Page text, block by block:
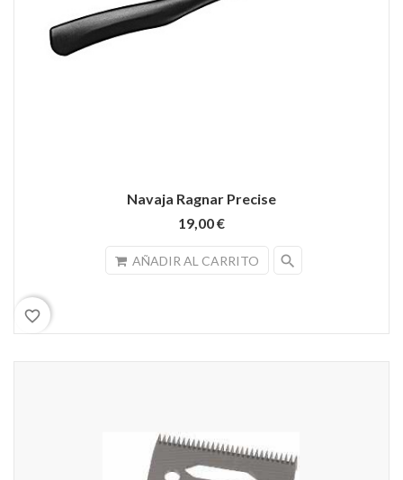
Navaja Ragnar Precise
19,00 €
AÑADIR AL CARRITO search
favorite_border